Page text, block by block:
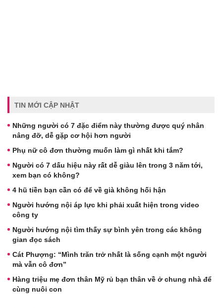
TIN MỚI CẬP NHẬT
Những người có 7 đặc điểm này thường được quý nhân
nâng đỡ, dễ gặp cơ hội hơn người
Phụ nữ cô đơn thường muốn làm gì nhất khi tắm?
Người có 7 dấu hiệu này rất dễ giàu lên trong 3 năm tới,
xem bạn có không?
4 hũ tiền bạn cần có để về già không hối hận
Người hướng nội áp lực khi phải xuất hiện trong video
công ty
Người hướng nội tìm thấy sự bình yên trong các không
gian đọc sách
Cát Phượng: “Mình trăn trở nhất là sống cạnh một người
mà vẫn cô đơn”
Hàng triệu mẹ đơn thân Mỹ rủ bạn thân về ở chung nhà để
cùng nuôi con